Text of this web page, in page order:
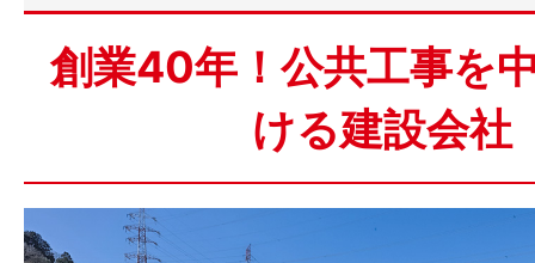
創業40年！公共工事を
ける建設会社